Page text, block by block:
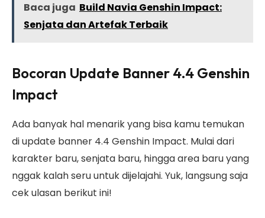
Baca juga Build Navia Genshin Impact:
Senjata dan Artefak Terbaik
Bocoran Update Banner 4.4 Genshin
Impact
Ada banyak hal menarik yang bisa kamu temukan
di update banner 4.4 Genshin Impact. Mulai dari
karakter baru, senjata baru, hingga area baru yang
nggak kalah seru untuk dijelajahi. Yuk, langsung saja
cek ulasan berikut ini!